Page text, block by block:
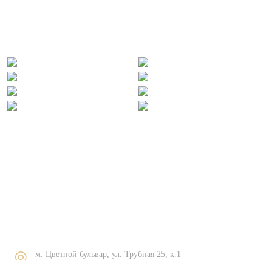
м. Цветной бульвар, ул. Трубная 25, к.1